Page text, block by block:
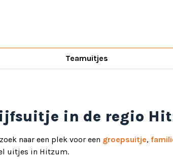
Teamuitjes
in de regio
naar een plek voor een groepsuitje,
uitjes in Hitzum.